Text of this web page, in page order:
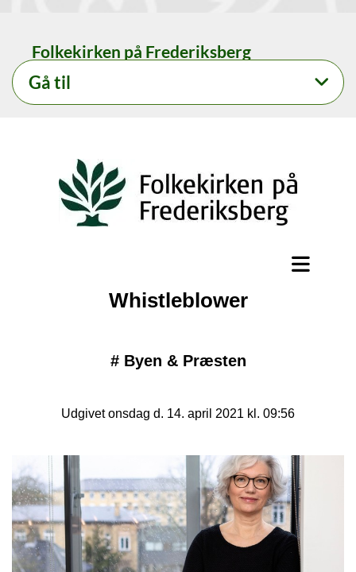
Folkekirken på Frederiksberg
Gå til
Whistleblower
# Byen & Præsten
Udgivet onsdag d. 14. april 2021 kl. 09:56